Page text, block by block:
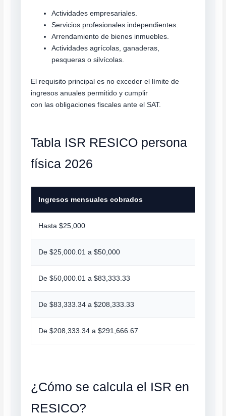
Actividades empresariales.
Servicios profesionales independientes.
Arrendamiento de bienes inmuebles.
Actividades agrícolas, ganaderas,
pesqueras o silvícolas.
El requisito principal es no exceder el límite de
ingresos anuales permitido y cumplir
con las obligaciones fiscales ante el SAT.
Tabla ISR RESICO persona
física 2026
Ingresos mensuales cobrados
Hasta $25,000
De $25,000.01 a $50,000
De $50,000.01 a $83,333.33
De $83,333.34 a $208,333.33
De $208,333.34 a $291,666.67
¿Cómo se calcula el ISR en
RESICO?